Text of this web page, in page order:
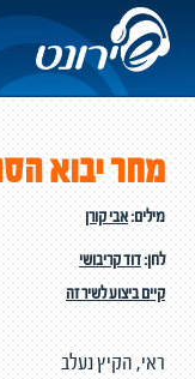
מחר יבוא
מילים:אבי קורן
לחן:דוד קריבושי
קיים ביצוע לשיר זה
ראי, הקיץ נעלב